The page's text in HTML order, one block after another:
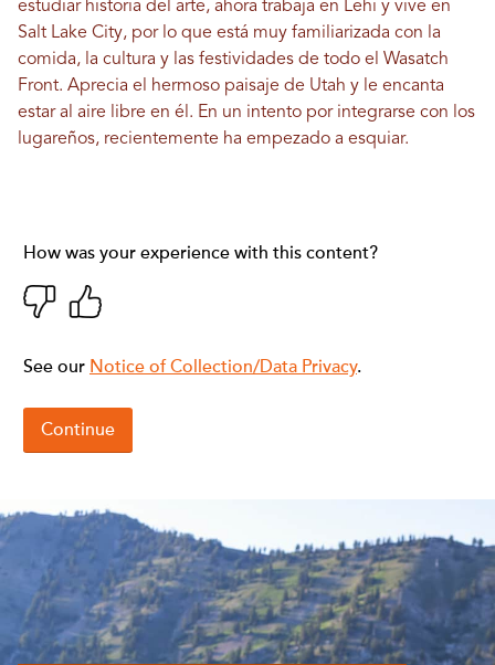
estudiar historia del arte, ahora trabaja en Lehi y vive en
Salt Lake City, por lo que está muy familiarizada con la
comida, la cultura y las festividades de todo el Wasatch
Front. Aprecia el hermoso paisaje de Utah y le encanta
estar al aire libre en él. En un intento por integrarse con los
lugareños, recientemente ha empezado a esquiar.